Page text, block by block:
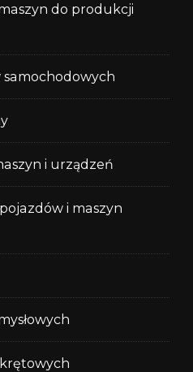
do produkcji
i urządzeń
i maszyn